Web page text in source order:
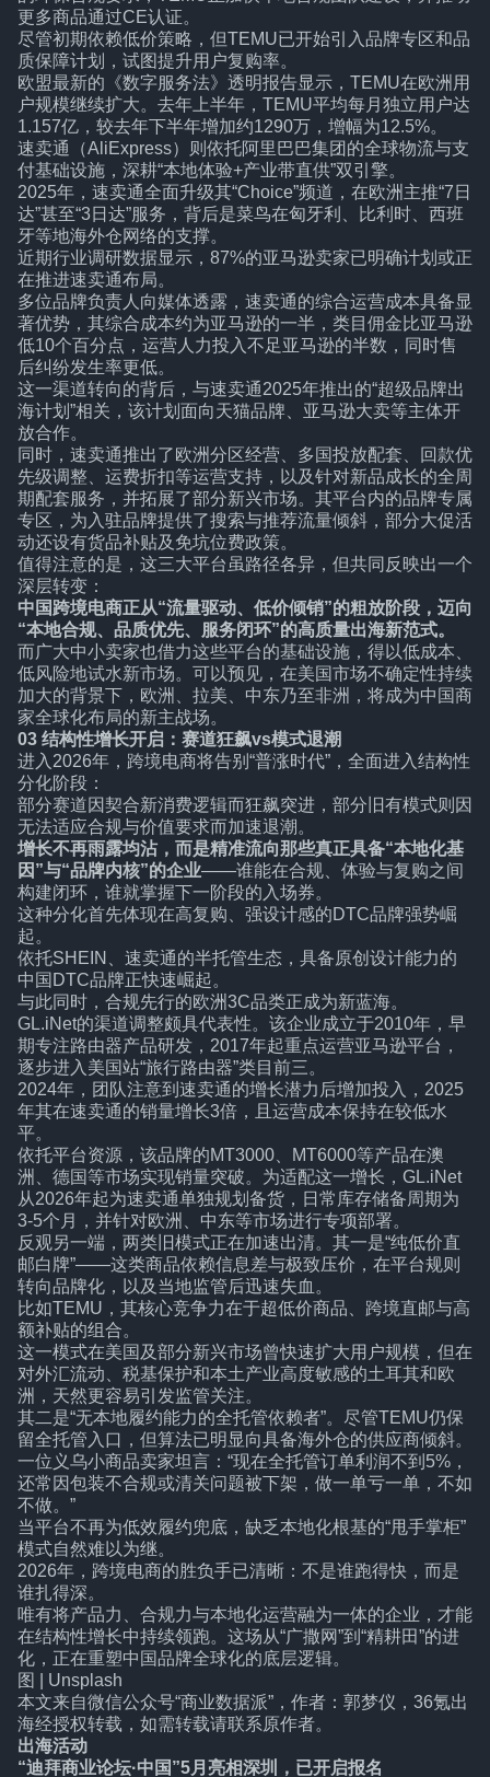
更多商品通过CE认证。
尽管初期依赖低价策略，但TEMU已开始引入品牌专区和品
质保障计划，试图提升用户复购率。
欧盟最新的《数字服务法》透明报告显示，TEMU在欧洲用
户规模继续扩大。去年上半年，TEMU平均每月独立用户达
1.157亿，较去年下半年增加约1290万，增幅为12.5%。
速卖通（AliExpress）则依托阿里巴巴集团的全球物流与支
付基础设施，深耕“本地体验+产业带直供”双引擎。
2025年，速卖通全面升级其“Choice”频道，在欧洲主推“7日
达”甚至“3日达”服务，背后是菜鸟在匈牙利、比利时、西班
牙等地海外仓网络的支撑。
近期行业调研数据显示，87%的亚马逊卖家已明确计划或正
在推进速卖通布局。
多位品牌负责人向媒体透露，速卖通的综合运营成本具备显
著优势，其综合成本约为亚马逊的一半，类目佣金比亚马逊
低10个百分点，运营人力投入不足亚马逊的半数，同时售
后纠纷发生率更低。
这一渠道转向的背后，与速卖通2025年推出的“超级品牌出
海计划”相关，该计划面向天猫品牌、亚马逊大卖等主体开
放合作。
同时，速卖通推出了欧洲分区经营、多国投放配套、回款优
先级调整、运费折扣等运营支持，以及针对新品成长的全周
期配套服务，并拓展了部分新兴市场。其平台内的品牌专属
专区，为入驻品牌提供了搜索与推荐流量倾斜，部分大促活
动还设有货品补贴及免坑位费政策。
值得注意的是，这三大平台虽路径各异，但共同反映出一个
深层转变：
中国跨境电商正从“流量驱动、低价倾销”的粗放阶段，迈向
“本地合规、品质优先、服务闭环”的高质量出海新范式。
而广大中小卖家也借力这些平台的基础设施，得以低成本、
低风险地试水新市场。可以预见，在美国市场不确定性持续
加大的背景下，欧洲、拉美、中东乃至非洲，将成为中国商
家全球化布局的新主战场。
03 结构性增长开启： 赛道狂飙vs模式退潮
进入2026年，跨境电商将告别“普涨时代”，全面进入结构性
分化阶段：
部分赛道因契合新消费逻辑而狂飙突进，部分旧有模式则因
无法适应合规与价值要求而加速退潮。
增长不再雨露均沾，而是精准流向那些真正具备“本地化基
因”与“品牌内核”的企业——谁能在合规、体验与复购之间
构建闭环，谁就掌握下一阶段的入场券。
这种分化首先体现在高复购、强设计感的DTC品牌强势崛
起。
依托SHEIN、速卖通的半托管生态，具备原创设计能力的
中国DTC品牌正快速崛起。
与此同时，合规先行的欧洲3C品类正成为新蓝海。
GL.iNet的渠道调整颇具代表性。该企业成立于2010年，早
期专注路由器产品研发，2017年起重点运营亚马逊平台，
逐步进入美国站“旅行路由器”类目前三。
2024年，团队注意到速卖通的增长潜力后增加投入，2025
年其在速卖通的销量增长3倍，且运营成本保持在较低水
平。
依托平台资源，该品牌的MT3000、MT6000等产品在澳
洲、德国等市场实现销量突破。为适配这一增长，GL.iNet
从2026年起为速卖通单独规划备货，日常库存储备周期为
3-5个月，并针对欧洲、中东等市场进行专项部署。
反观另一端，两类旧模式正在加速出清。其一是“纯低价直
邮白牌”——这类商品依赖信息差与极致压价，在平台规则
转向品牌化，以及当地监管后迅速失血。
比如TEMU，其核心竞争力在于超低价商品、跨境直邮与高
额补贴的组合。
这一模式在美国及部分新兴市场曾快速扩大用户规模，但在
对外汇流动、税基保护和本土产业高度敏感的土耳其和欧
洲，天然更容易引发监管关注。
其二是“无本地履约能力的全托管依赖者”。尽管TEMU仍保
留全托管入口，但算法已明显向具备海外仓的供应商倾斜。
一位义乌小商品卖家坦言：“现在全托管订单利润不到5%，
还常因包装不合规或清关问题被下架，做一单亏一单，不如
不做。”
当平台不再为低效履约兜底，缺乏本地化根基的“甩手掌柜”
模式自然难以为继。
2026年，跨境电商的胜负手已清晰：不是谁跑得快，而是
谁扎得深。
唯有将产品力、合规力与本地化运营融为一体的企业，才能
在结构性增长中持续领跑。这场从“广撒网”到“精耕田”的进
化，正在重塑中国品牌全球化的底层逻辑。
图 | Unsplash
本文来自微信公众号“商业数据派” ，作者：郭梦仪，36氪出
海经授权转载，如需转载请联系原作者。
出海活动
“迪拜商业论坛·中国”5月亮相深圳，已开启报名